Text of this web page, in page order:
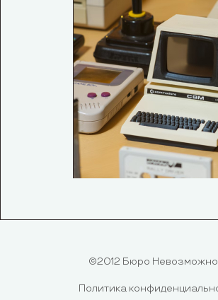
©2012 Бюро
Политика